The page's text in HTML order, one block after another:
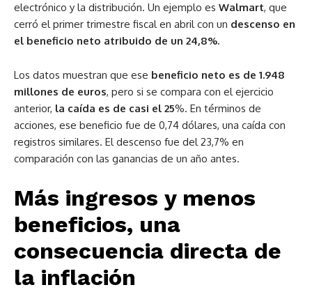
electrónico y la distribución. Un ejemplo es Walmart, que
cerró el primer trimestre fiscal en abril con un descenso en
el beneficio neto atribuido de un 24,8%.
Los datos muestran que ese beneficio neto es de 1.948
millones de euros, pero si se compara con el ejercicio
anterior, la caída es de casi el 25%. En términos de
acciones, ese beneficio fue de 0,74 dólares, una caída con
registros similares. El descenso fue del 23,7% en
comparación con las ganancias de un año antes.
Más ingresos y menos
beneficios, una
consecuencia directa de
la inflación